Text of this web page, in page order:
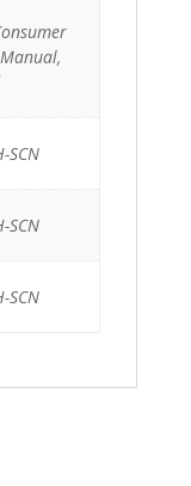
SCN
SCN
SCN